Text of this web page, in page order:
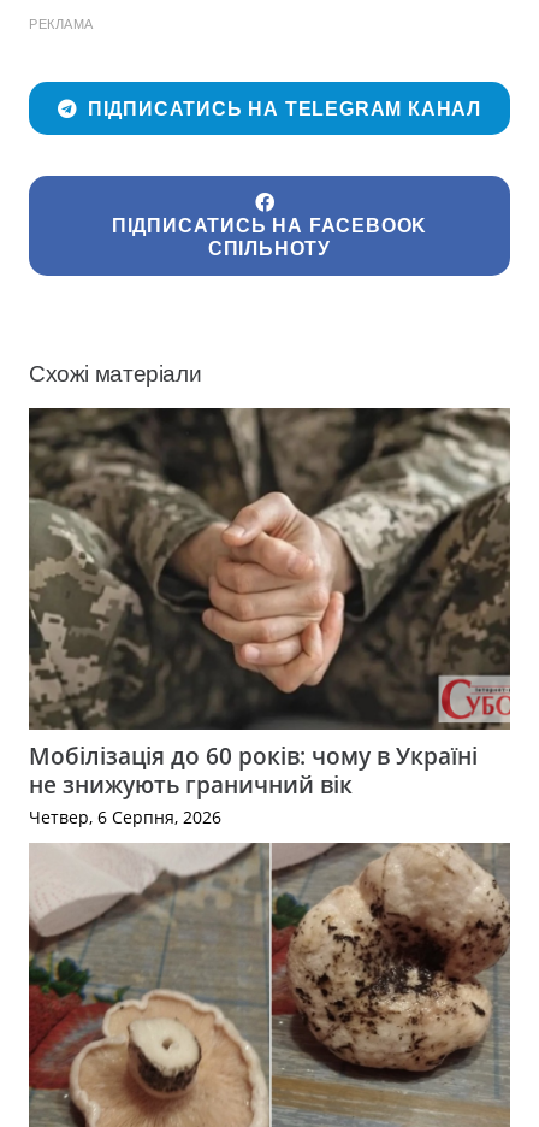
РЕКЛАМА
ПІДПИСАТИСЬ НА TELEGRAM КАНАЛ
ПІДПИСАТИСЬ НА FACEBOOK
СПІЛЬНОТУ
Схожі матеріали
Мобілізація до 60 років: чому в Україні
не знижують граничний вік
Четвер, 6 Серпня, 2026